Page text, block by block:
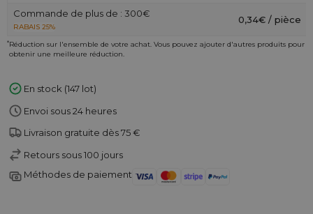
Commande de plus de : 300€
RABAIS 25%
0,34€ / pièce
*Réduction sur l'ensemble de votre achat. Vous pouvez ajouter d'autres produits pour
obtenir une meilleure réduction.
En stock (147 lot)
Envoi sous 24 heures
Livraison gratuite dès 75 €
Retours sous 100 jours
Méthodes de paiement